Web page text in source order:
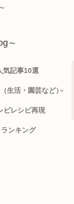
～
気記事10選
生活・園芸など）
ビレシピ再現
ランキング